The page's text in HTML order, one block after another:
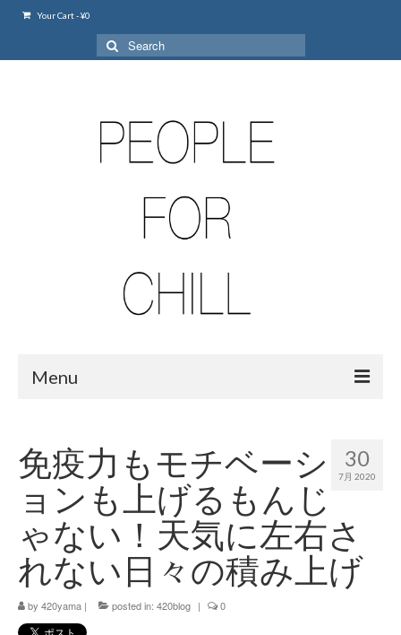
Your Cart-¥0
Search
for:
Menu
420 shibuya_info
420 shibuya_access
420 shibuya_shop
Instagram:420shibuya_official
About:FOUR TWENTY SHIBUYA
30
7月 2020
免疫力もモチベーシ
ョンも上げるもんじ
ゃない！天気に左右さ
れない日々の積み上げ
by 420yama | posted in: 420blog | 0